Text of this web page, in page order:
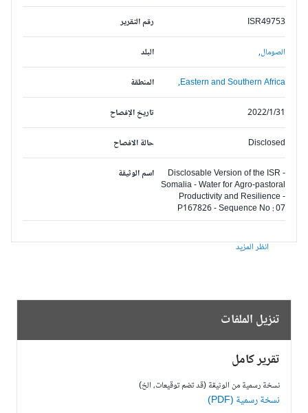
رقم التقرير ISR49753
البلد الصومال,
المنطقة Eastern and Southern Africa,
تاريخ الإفصاح 2022/1/31
حالة الافصاح Disclosed
اسم الوثيقة
Disclosable Version of the ISR -
Somalia - Water for Agro-pastoral
Productivity and Resilience -
P167826 - Sequence No : 07
انظر المزيد
تنزيل الملفات
تقرير كامل
نسخة رسمية من الوثيقة (قد تضم توقيعات، الخ)
نسخة رسمية (PDF)